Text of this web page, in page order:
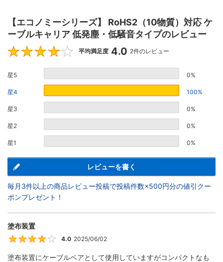
【エコノミーシリーズ】 RoHS2（10物質）対応 ケ
ーブルキャリア 低発塵・低騒音タイプのレビュー
4
平均満足度 4.0 2件のレビュー
星5 0%
星4 100%
星3 0%
星2 0%
星1 0%
レビューを書く
毎月3件以上の商品レビュー投稿で投稿件数×500円分の値引クー
ポンプレゼント！
塗布装置
4
4.0 2025/06/02
塗布装置にケーブルベアとして使用していますがコンパクトなも